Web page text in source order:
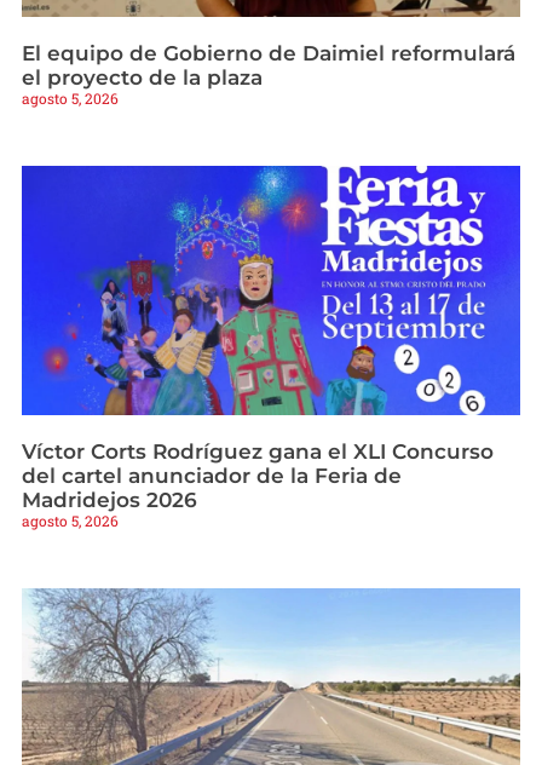
El equipo de Gobierno de Daimiel reformulará
el proyecto de la plaza
agosto 5, 2026
Víctor Corts Rodríguez gana el XLI Concurso
del cartel anunciador de la Feria de
Madridejos 2026
agosto 5, 2026